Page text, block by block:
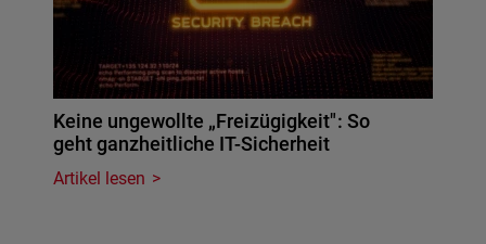
Keine ungewollte „Freizügigkeit": So
geht ganzheitliche IT-Sicherheit
Artikel lesen